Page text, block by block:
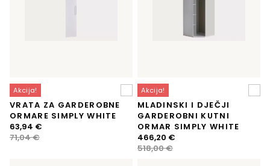
Akcija!
VRATA ZA GARDEROBNE
ORMARE SIMPLY WHITE
71,04€
Izvorna
cijena
63,94 €
Trenutna
cijena
Akcija!
MLADINSKI I DJEČJI
GARDEROBNI KUTNI
ORMAR SIMPLY WHITE
518,00€
Izvorna
cijena
466,20 €
Trenutna
cijena